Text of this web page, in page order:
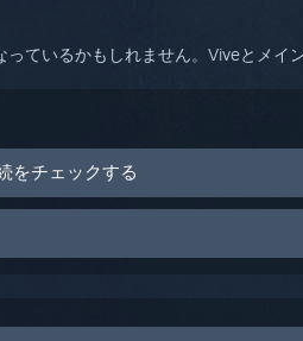
ているかもしれません。Viveとメイ
をチェックする
スが同一のGPUに接続されていること